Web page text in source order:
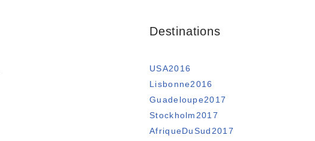
Destinations
USA2016
Lisbonne2016
Guadeloupe2017
Stockholm2017
AfriqueDuSud2017